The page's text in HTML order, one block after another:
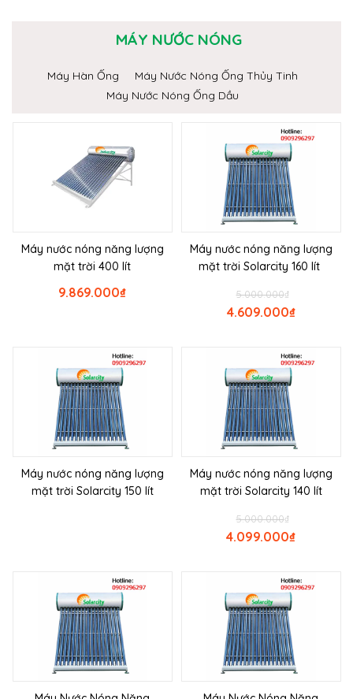
MÁY NƯỚC NÓNG
Máy Hàn Ống
Máy Nước Nóng Ống Thủy Tinh
Máy Nước Nóng Ống Dầu
Máy nước nóng năng lượng
mặt trời 400 lít
₫
9.869.000
Máy nước nóng năng lượng
mặt trời Solarcity 160 lít
₫
5.000.000
₫
4.609.000
Máy nước nóng năng lượng
mặt trời Solarcity 150 lít
Máy nước nóng năng lượng
mặt trời Solarcity 140 lít
₫
5.000.000
₫
4.099.000